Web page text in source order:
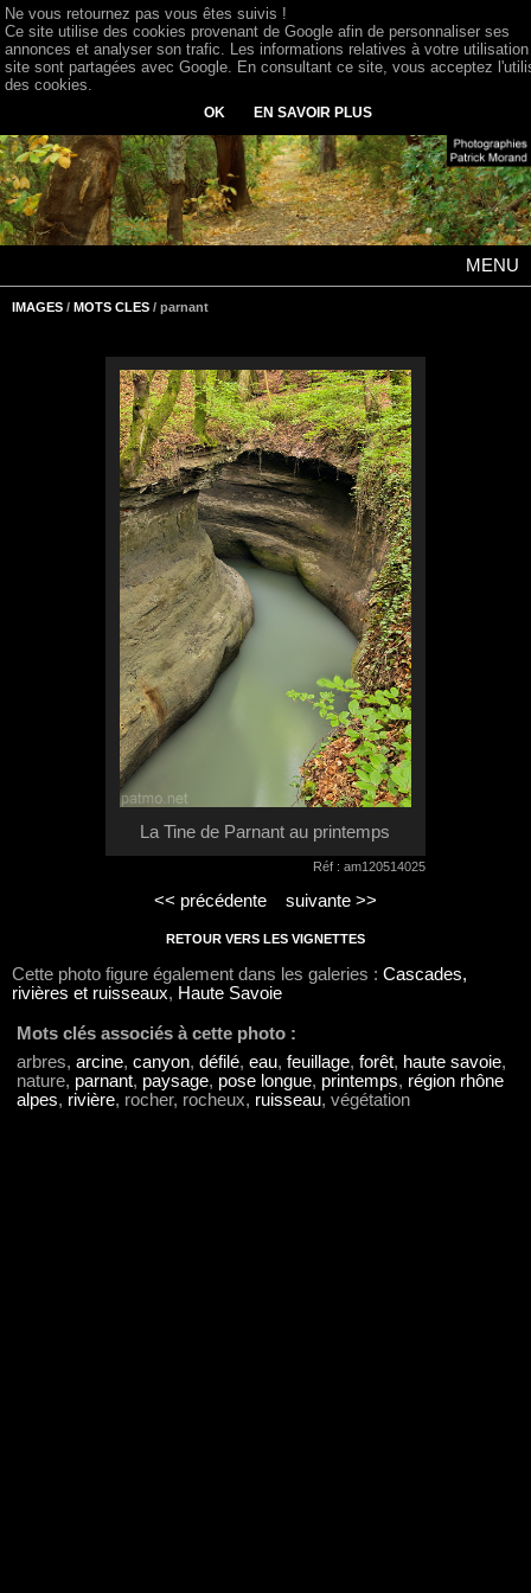
MENU
IMAGES / MOTS CLES / parnant
La Tine de Parnant au printemps
Réf : am120514025
<< précédente suivante >>
RETOUR VERS LES VIGNETTES
Cette photo figure également dans les galeries : Cascades,
rivières et ruisseaux, Haute Savoie
Mots clés associés à cette photo :
arbres, arcine, canyon, défilé, eau, feuillage, forêt, haute savoie,
nature, parnant, paysage, pose longue, printemps, région rhône
alpes, rivière, rocher, rocheux, ruisseau, végétation
Ne vous retournez pas vous êtes suivis !
Ce site utilise des cookies provenant de Google afin de personnaliser ses
annonces et analyser son trafic. Les informations relatives à votre
site sont partagées avec Google. En consultant ce site, vous acceptez
des cookies.
OK EN SAVOIR PLUS